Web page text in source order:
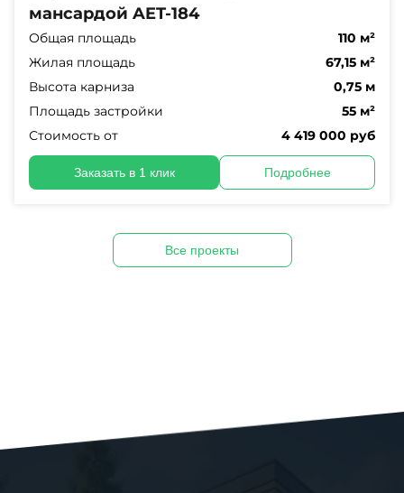
мансардой AET-184
Общая площадь
110 м²
Жилая площадь
67,15 м²
Высота карниза
0,75 м
Площадь застройки
55 м²
Стоимость от
4 419 000 руб
Заказать в 1 клик Подробнее
Все проекты